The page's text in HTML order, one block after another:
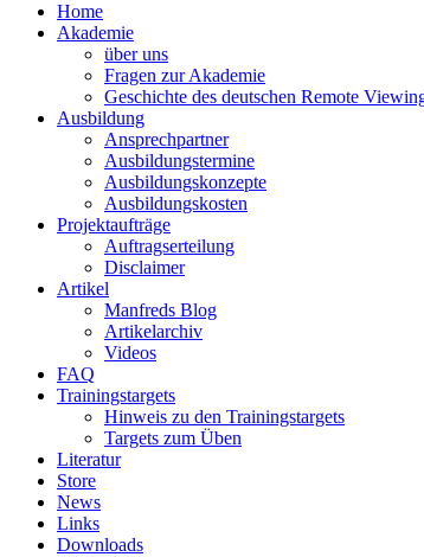
Home
Akademie
über uns
Fragen zur Akademie
Geschichte des deutschen Remote
Ausbildung
Ansprechpartner
Ausbildungstermine
Ausbildungskonzepte
Ausbildungskosten
Projektaufträge
Auftragserteilung
Disclaimer
Artikel
Manfreds Blog
Artikelarchiv
Videos
FAQ
Trainingstargets
Hinweis zu den Trainingstargets
Targets zum Üben
Literatur
Store
News
Links
Downloads